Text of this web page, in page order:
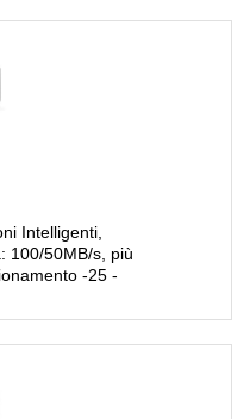
Intelligenti,
100/50MB/s, più
-25 -